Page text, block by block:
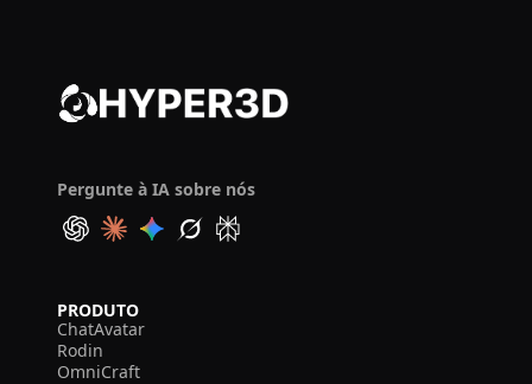
Pergunte à IA sobre nós
PRODUTO
ChatAvatar
Rodin
OmniCraft